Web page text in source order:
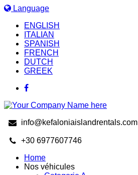
Language
ENGLISH
ITALIAN
SPANISH
FRENCH
DUTCH
GREEK
info@kefaloniaislandrentals.com
+30 6977607746
Home
Nos véhicules